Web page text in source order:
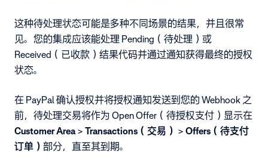
这种待处理状态可能是多种不同场景的结果，并且很常
见。您的集成应该能处理 Pending（待处理）或
Received（已收款）结果代码并通过通知获得最终的授权
状态。
在 PayPal 确认授权并将授权通知发送到您的 Webhook 之
前，待处理交易将作为 Open Offer（待授权支付）显示在
Customer Area > Transactions（交易） > Offers（待支付
订单） 部分，直至其到期。